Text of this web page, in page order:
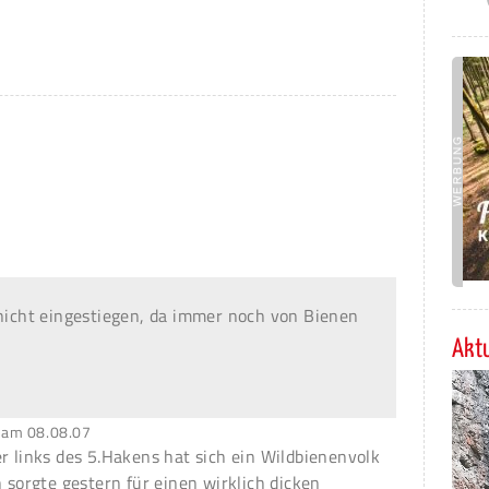
eingestiegen, da immer noch von Bienen
08.08.07
links des 5.Hakens hat sich ein Wildbienenvolk
gestern für einen wirklich dicken